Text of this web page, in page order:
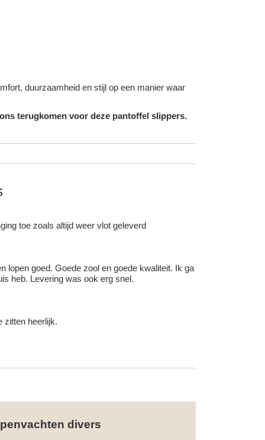
duurzaamheid en stijl op een manier waar
terugkomen voor deze pantoffel slippers.
toe zoals altijd weer vlot geleverd
lopen goed. Goede zool en goede kwaliteit. Ik ga
heb. Levering was ook erg snel.
zitten heerlijk.
divers